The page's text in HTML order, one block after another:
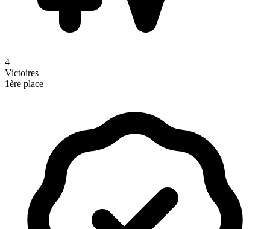
4
Victoires
1ère place